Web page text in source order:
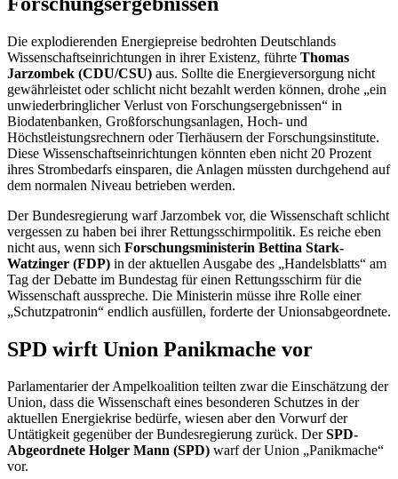
Die explodierenden Energiepreise bedrohten Deutschlands
Wissenschaftseinrichtungen in ihrer Existenz, führte Thomas
Jarzombek (CDU/CSU) aus. Sollte die Energieversorgung nicht
gewährleistet oder schlicht nicht bezahlt werden können, drohe „ein
unwiederbringlicher Verlust von Forschungsergebnissen“ in
Biodatenbanken, Großforschungsanlagen, Hoch- und
Höchstleistungsrechnern oder Tierhäusern der Forschungsinstitute.
Diese Wissenschaftseinrichtungen könnten eben nicht 20 Prozent
ihres Strombedarfs einsparen, die Anlagen müssten durchgehend auf
dem normalen Niveau betrieben werden.
Der Bundesregierung warf Jarzombek vor, die Wissenschaft schlicht
vergessen zu haben bei ihrer Rettungsschirmpolitik. Es reiche eben
nicht aus, wenn sich Forschungsministerin Bettina Stark-
Watzinger (FDP) in der aktuellen Ausgabe des „Handelsblatts“ am
Tag der Debatte im Bundestag für einen Rettungsschirm für die
Wissenschaft ausspreche. Die Ministerin müsse ihre Rolle einer
„Schutzpatronin“ endlich ausfüllen, forderte der Unionsabgeordnete.
SPD wirft Union Panikmache vor
Parlamentarier der Ampelkoalition teilten zwar die Einschätzung der
Union, dass die Wissenschaft eines besonderen Schutzes in der
aktuellen Energiekrise bedürfe, wiesen aber den Vorwurf der
Untätigkeit gegenüber der Bundesregierung zurück. DerSPD-
Abgeordnete Holger Mann (SPD) warf der Union „Panikmache“
vor.